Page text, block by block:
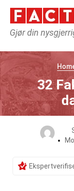
Gjør din
32